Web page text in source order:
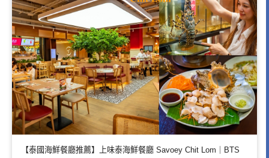
【泰國海鮮餐廳推薦】上味泰海鮮餐廳 Savoey Chit Lom｜BTS